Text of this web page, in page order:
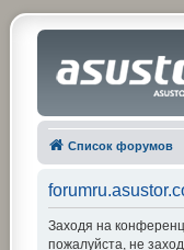
Список форумов
Заходя на
пожалуйста, не